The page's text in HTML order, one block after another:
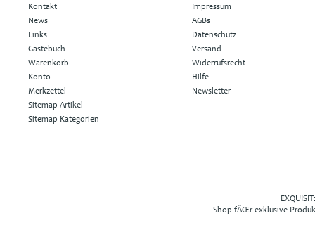
Kontakt
News
Links
Gästebuch
Warenkorb
Konto
Merkzettel
Sitemap Artikel
Sitemap Kategorien
Impressum
AGBs
Datenschutz
Versand
Widerrufsrecht
Hilfe
Newsletter
Shop fÃŒr exklusive